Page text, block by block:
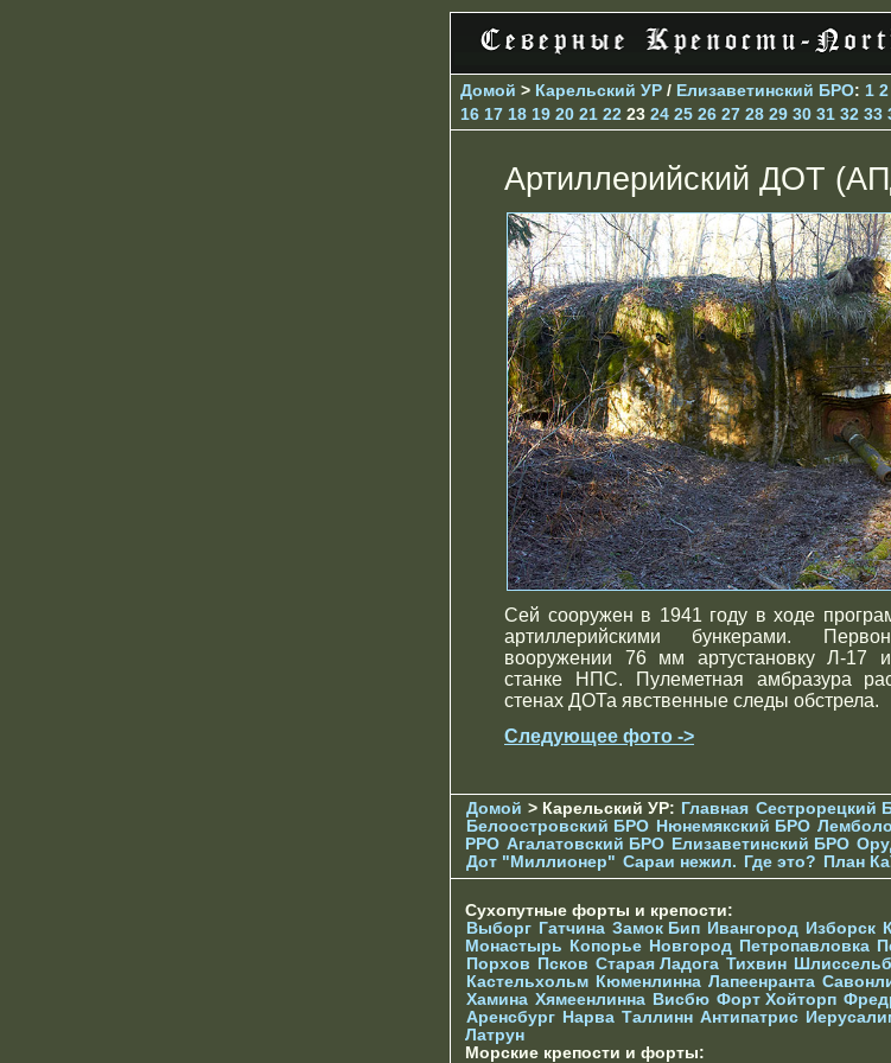
Домой > Карельский УР / Елизаветинcкий БРО: 1 2
16 17 18 19 20 21 22 23 24 25 26 27 28 29 30 31 32 33
Артиллерийский ДОТ
Сей сооружен в 1941 году в ходе
артиллерийскими бункерами.
вооружении 76 мм артустановку Л-17
станке НПС. Пулеметная амбразура
стенах ДОТа явственные следы обстрела.
Следующее фото ->
Домой > Карельский УР: Главная Сестрорецкий
Белоостровский БРО Нюнемякский БРО
РРО Агалатовский БРО Елизаветинcкий БРО
Дот "Миллионер" Сараи нежил. Где это? План
Сухопутные форты и крепости:
Выборг Гатчина Замок Бип Ивангород Изборск
Монастырь Копорье Новгород Петропавловка
Порхов Псков Старая Ладога Тихвин
Кастельхольм Кюменлинна Лапеенранта
Хамина Хямеенлинна Висбю Форт Хойторп
Аренсбург Нарва Таллинн Антипатрис
Латрун
Морские крепости и форты: